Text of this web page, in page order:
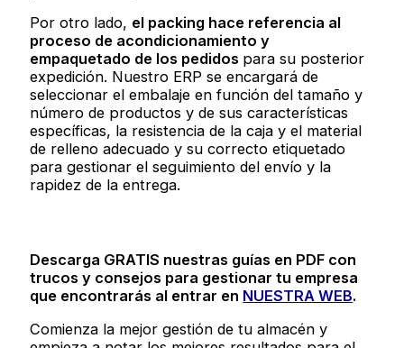
Por otro lado, el packing hace referencia al
proceso de acondicionamiento y
empaquetado de los pedidos para su posterior
expedición. Nuestro ERP se encargará de
seleccionar el embalaje en función del tamaño y
número de productos y de sus características
específicas, la resistencia de la caja y el material
de relleno adecuado y su correcto etiquetado
para gestionar el seguimiento del envío y la
rapidez de la entrega.
Descarga GRATIS nuestras guías en PDF con
trucos y consejos para gestionar tu empresa
que encontrarás al entrar en NUESTRA WEB.
Comienza la mejor gestión de tu almacén y